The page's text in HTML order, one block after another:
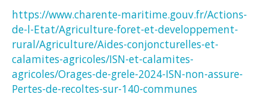
https://www.charente-maritime.gouv.fr/Actions-
de-l-Etat/Agriculture-foret-et-developpement-
rural/Agriculture/Aides-conjoncturelles-et-
calamites-agricoles/ISN-et-calamites-
agricoles/Orages-de-grele-2024-ISN-non-assure-
Pertes-de-recoltes-sur-140-communes